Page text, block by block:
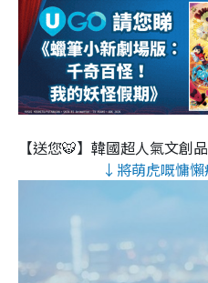
【送您🐯】韓國超人氣文創
↓將萌虎嘅慵